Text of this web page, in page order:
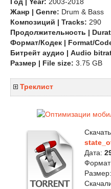
Жанр | Genre: Drum & Bass
Композиций | Tracks: 290
Продолжительность |
Формат/Кодек | Format/
Битрейт аудио | Audio
Размер | File size: 3.75 GB
Треклист
Дата:
Размер: